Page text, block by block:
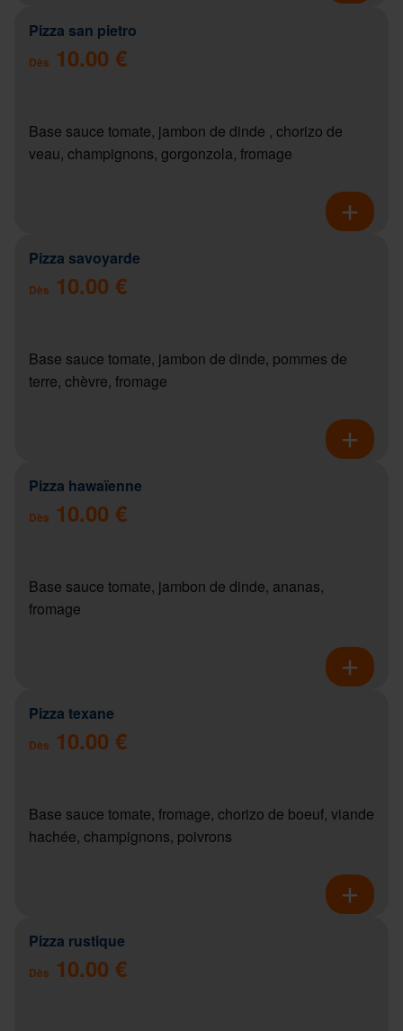
Pizza san pietro
Dès 10.00 €
Base sauce tomate, jambon de dinde , chorizo de
veau, champignons, gorgonzola, fromage
Pizza savoyarde
Dès 10.00 €
Base sauce tomate, jambon de dinde, pommes de
terre, chèvre, fromage
Pizza hawaïenne
Dès 10.00 €
Base sauce tomate, jambon de dinde, ananas,
fromage
Pizza texane
Dès 10.00 €
Base sauce tomate, fromage, chorizo de boeuf, viande
hachée, champignons, poivrons
Pizza rustique
Dès 10.00 €